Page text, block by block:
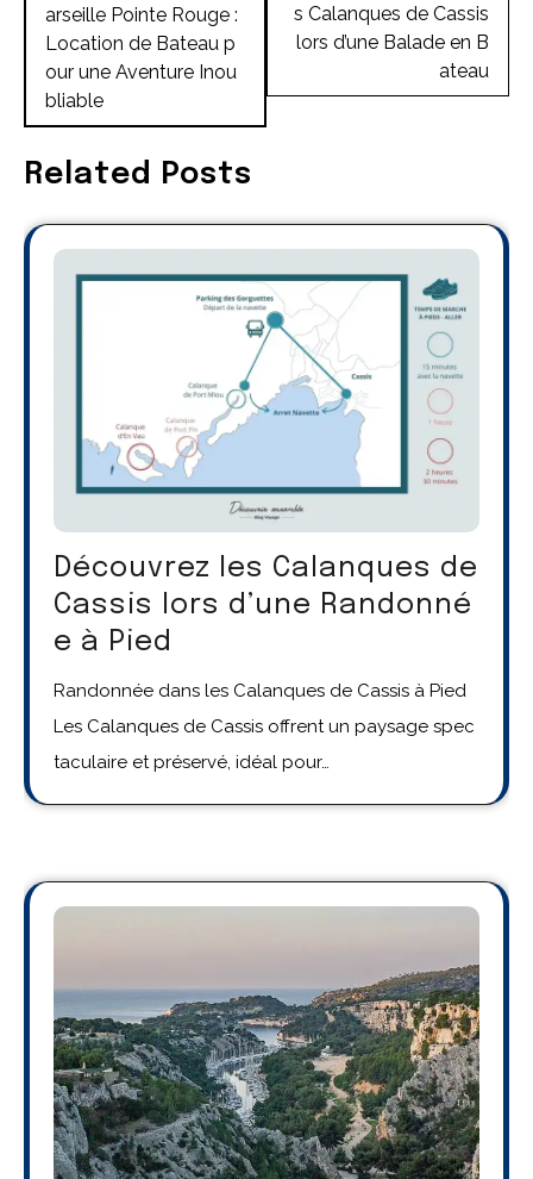
l’article
arseille Pointe Rouge :
Location de Bateau p
our une Aventure Inou
bliable
s Calanques de Cassis
lors d’une Balade en B
ateau
Related Posts
Découvrez les Calanques de
Cassis lors d’une Randonné
e à Pied
Randonnée dans les Calanques de Cassis à Pied
Les Calanques de Cassis offrent un paysage spec
taculaire et préservé, idéal pour…